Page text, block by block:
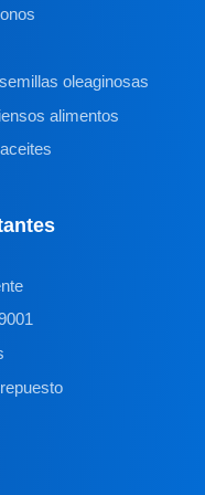
oleaginosas
alimentos